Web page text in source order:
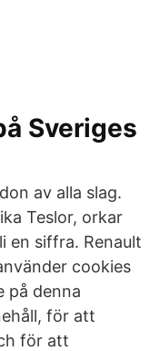
Sveriges
av alla slag.
Teslor, orkar
en siffra. Renault
cookies
på denna
för att
för att